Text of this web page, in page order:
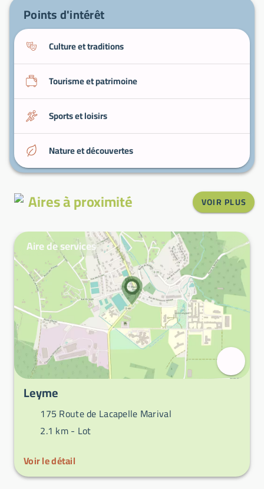
locaux.
Points d'intérêt
Culture et traditions
Tourisme et patrimoine
Sports et loisirs
Nature et découvertes
Aires à proximité VOIR PLUS
Aire de services
Leyme
175 Route de Lacapelle Marival
2.1 km - Lot
Voir le détail